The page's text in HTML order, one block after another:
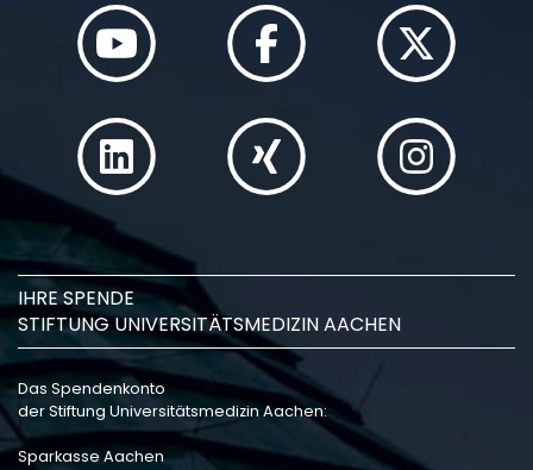
IHRE SPENDE
STIFTUNG UNIVERSITÄTSMEDIZIN AACHEN
Das Spendenkonto
der Stiftung Universitätsmedizin Aachen:
Sparkasse Aachen